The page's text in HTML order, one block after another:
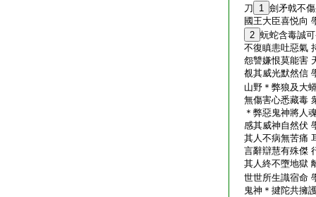
刀
1 劍矛戟不
國王大臣喜悦向
2 蚖蛇含毒誠
不復瞋恚吐惡氣
怨讐嫌恨莫能害
覩其威光默然信
山野＊弊狼及大
無傷害心悉藏毒
＊弊惡鬼神將人
感其威神自然伏
其人不病無苦痛
言辭辯慧有殊傑
其人終不墮地獄
世世所生識宿命
鬼神＊揵陀共擁